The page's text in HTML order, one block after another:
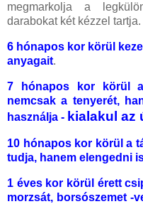
megmarkolja a
darabokat két kézzel tartja.
6 hónapos kor körül
anyagait.
7 hónapos kor körül
nemcsak a tenyerét,
használja - kialakul az
10 hónapos kor körül a
tudja, hanem elengedni
1 éves kor körül érett
morzsát, borsószemet -